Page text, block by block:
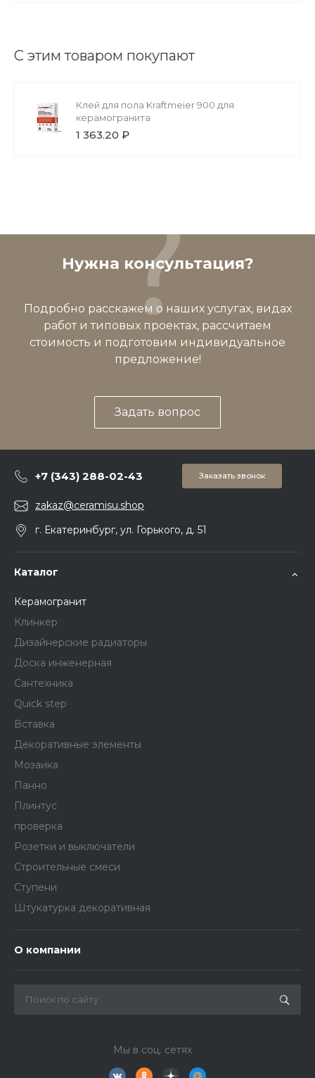
С этим товаром покупают
Клей для пола Kraftmeier 900 для
керамогранита
1 363.20 ₽
Нужна консультация?
Подробно расскажем о наших услугах, видах
работ и типовых проектах, рассчитаем
стоимость и подготовим индивидуальное
предложение!
Задать вопрос
+7 (343) 288-02-43 Заказать звонок
zakaz@ceramisu.shop
г. Екатеринбург, ул. Горького, д. 51
Каталог
Керамогранит
Клинкер
Дизайнерские радиаторы
Доска инженерная
Сантехника
Quick step
Вставка
Декоративные элементы
Мозаика
Панно
Плинтус
проверка
Розетки и выключатели
Строительные смеси
Ступени
Штукатурка декоративная
О компании
Мы в соц. сетях